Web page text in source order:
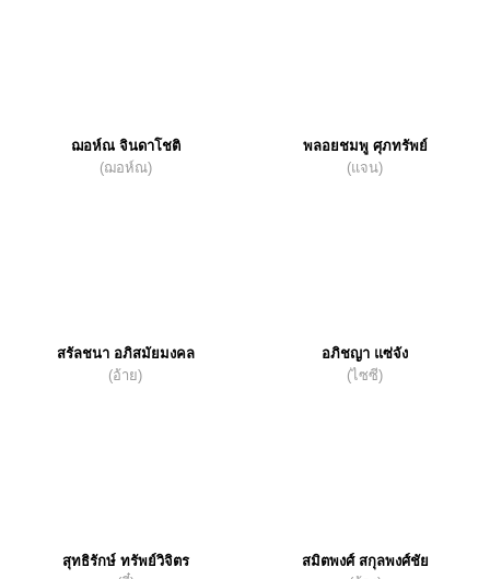
ฌอห์ณ จินดาโชติ
(ฌอห์ณ)
พลอยชมพู ศุภทรัพย์
(แจน)
สรัลชนา อภิสมัยมงคล
(อ้าย)
อภิชญา แซ่จัง
(ไซซี)
สุทธิรักษ์ ทรัพย์วิจิตร
สมิตพงศ์ สกุลพงศ์ชัย